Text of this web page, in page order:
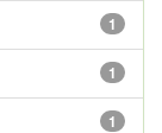
1
1
1